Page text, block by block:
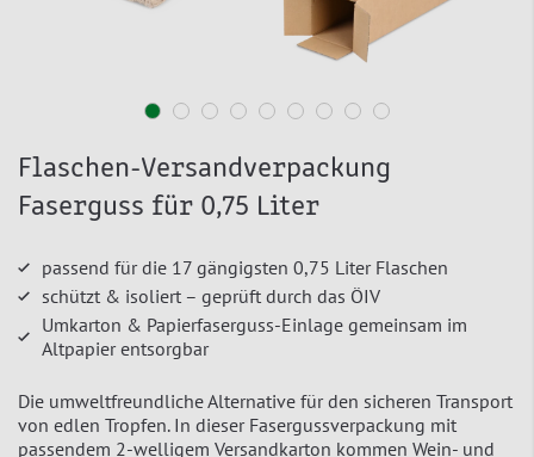
Flaschen-Versandverpackung
Faserguss für 0,75 Liter
passend für die 17 gängigsten 0,75 Liter Flaschen
schützt & isoliert – geprüft durch das ÖIV
Umkarton & Papierfaserguss-Einlage gemeinsam im
Altpapier entsorgbar
Die umweltfreundliche Alternative für den sicheren Transport
von edlen Tropfen. In dieser Fasergussverpackung mit
passendem 2-welligem Versandkarton kommen Wein- und